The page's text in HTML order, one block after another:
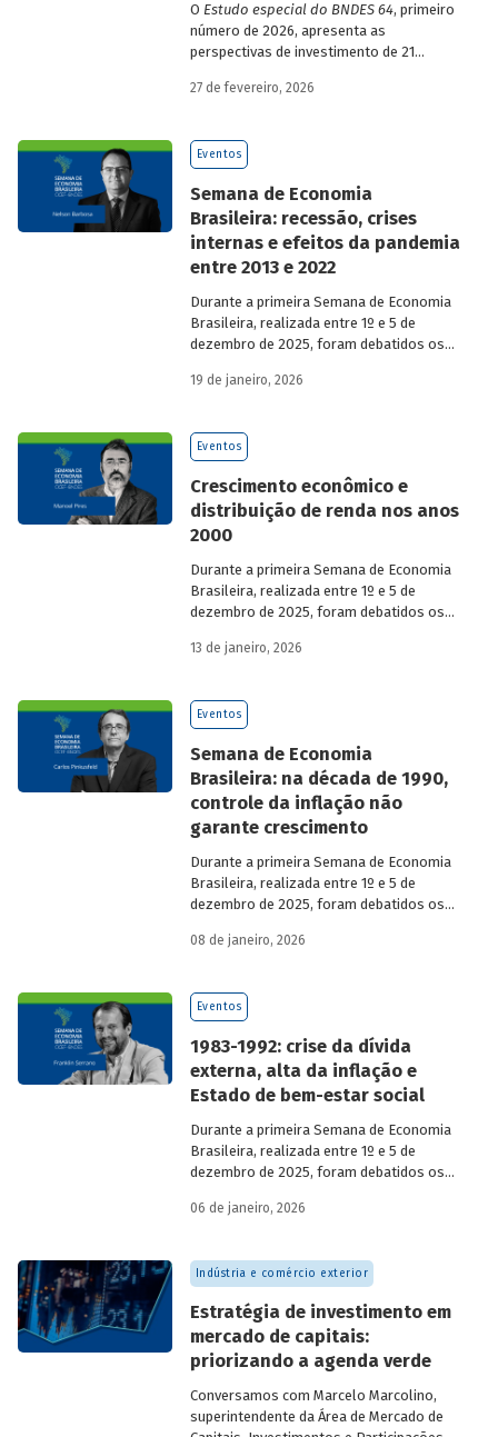
O Estudo especial do BNDES 64, primeiro
número de 2026, apresenta as
perspectivas de investimento de 21
período de 2025 a 2029.
27 de fevereiro, 2026
Eventos
Semana de Economia
Brasileira: recessão, crises
internas e efeitos da pandemia
entre 2013 e 2022
Durante a primeira Semana de Economia
Brasileira, realizada entre 1º e 5 de
dezembro de 2025, foram debatidos os
economia do país nos últimos 40 anos,
economistas renomados.
19 de janeiro, 2026
Eventos
Crescimento econômico e
distribuição de renda nos anos
2000
Durante a primeira Semana de Economia
Brasileira, realizada entre 1º e 5 de
dezembro de 2025, foram debatidos os
economia do país nos últimos 40 anos,
economistas renomados.
13 de janeiro, 2026
Eventos
Semana de Economia
Brasileira: na década de 1990,
controle da inflação não
garante crescimento
Durante a primeira Semana de Economia
Brasileira, realizada entre 1º e 5 de
dezembro de 2025, foram debatidos os
economia do país nos últimos 40 anos,
economistas renomados.
08 de janeiro, 2026
Eventos
1983-1992: crise da dívida
externa, alta da inflação e
Estado de bem-estar social
Durante a primeira Semana de Economia
Brasileira, realizada entre 1º e 5 de
dezembro de 2025, foram debatidos os
economia do país nos últimos 40 anos,
economistas renomados.
06 de janeiro, 2026
Indústria e comércio exterior
Estratégia de investimento em
mercado de capitais:
priorizando a agenda verde
Conversamos com Marcelo Marcolino,
superintendente da Área de Mercado de